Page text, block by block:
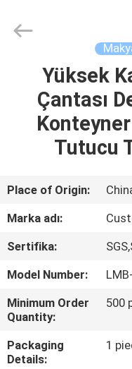
ÜRÜN:%
HAKKIMIZDA
TURU
KALITE
KONTROL
Yüksek
Çantası
Tutucu
Place of Origin:
Marka adı:
Sertifika:
Model Number:
Minimum Order
Quantity:
500
Packaging
Details:
1